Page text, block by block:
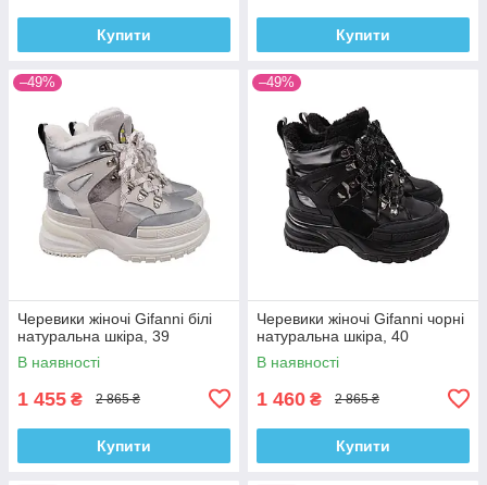
Купити Купити
–49%
Черевики жіночі Gifanni білі
натуральна шкіра, 39
В наявності
1 455 ₴ 2 865 ₴
Купити
–49%
Черевики жіночі Gifanni чорні
натуральна шкіра, 40
В наявності
1 460 ₴ 2 865 ₴
Купити